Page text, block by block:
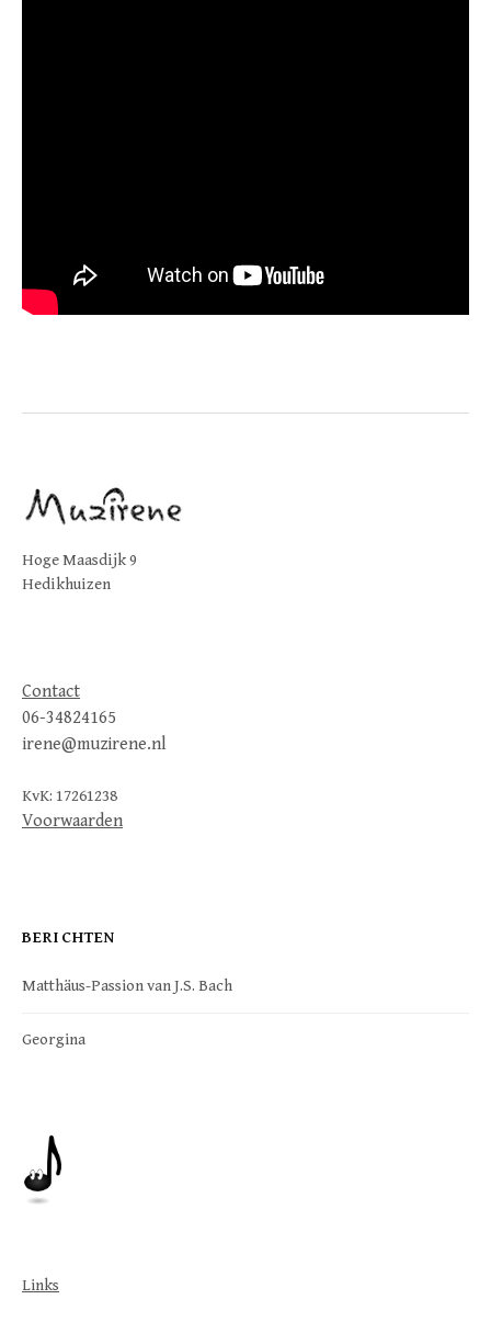
Hoge Maasdijk 9
Hedikhuizen
Contact
06-34824165
irene@muzirene.nl
KvK: 17261238
Voorwaarden
BERICHTEN
Matthäus-Passion van J.S. Bach
Georgina
Links